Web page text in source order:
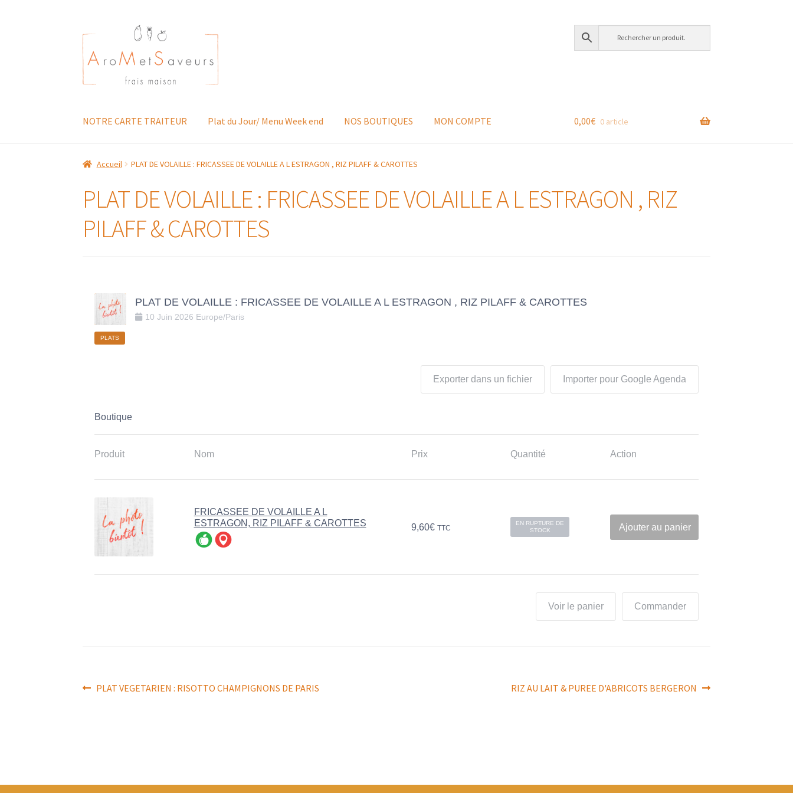
Aller
à
la
navigation
Aller
au
contenu
NOTRE CARTE TRAITEUR Plat du Jour/ Menu Week end NOS BOUTIQUES MON COMPTE 0,00€ 0 article
Accueil PLAT DE VOLAILLE : FRICASSEE DE VOLAILLE A L ESTRAGON , RIZ PILAFF & CAROTTES
PLAT DE VOLAILLE : FRICASSEE DE VOLAILLE A L ESTRAGON , RIZ
PILAFF & CAROTTES
PLAT DE VOLAILLE : FRICASSEE DE VOLAILLE A L ESTRAGON , RIZ PILAFF & CAROTTES
10 Juin 2026 Europe/Paris
PLATS
Exporter dans un fichier Importer pour Google Agenda
Boutique
Produit Nom Prix Quantité Action
FRICASSEE DE VOLAILLE A L
ESTRAGON, RIZ PILAFF & CAROTTES
9,60€ TTC
EN RUPTURE DE
STOCK
Ajouter au panier
Commander
Voir le panier
Navigation
Article
PLAT VEGETARIEN : RISOTTO CHAMPIGNONS DE PARIS
Article
RIZ AU LAIT & PUREE D'ABRICOTS BERGERON